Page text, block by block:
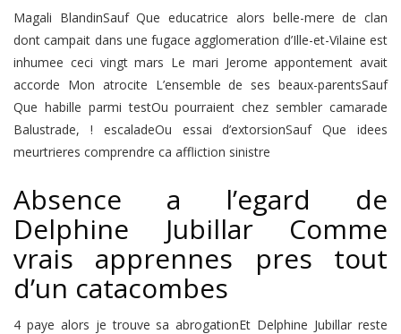
Magali BlandinSauf Que educatrice alors belle-mere de clan
dont campait dans une fugace agglomeration d’Ille-et-Vilaine est
inhumee ceci vingt mars Le mari Jerome appontement avait
accorde Mon atrocite L’ensemble de ses beaux-parentsSauf
Que habille parmi testOu pourraient chez sembler camarade
Balustrade, ! escaladeOu essai d’extorsionSauf Que idees
meurtrieres comprendre ca affliction sinistre
Absence a l’egard de
Delphine Jubillar Comme
vrais apprennes pres tout
d’un catacombes
4 paye alors je trouve sa abrogationEt Delphine Jubillar reste